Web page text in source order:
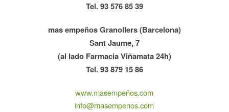
Tel. 93 576 85 39
mas empeños Granollers (Barcelona)
Sant Jaume, 7
(al lado Farmacia Viñamata 24h)
Tel. 93 879 15 86
www.masempeños.com
info@masempenos.com